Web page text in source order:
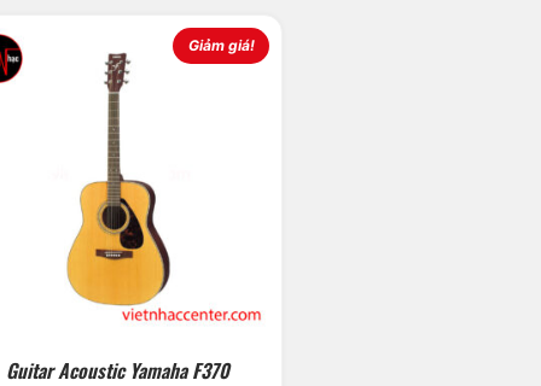
Giảm giá!
Guitar Acoustic Yamaha F370